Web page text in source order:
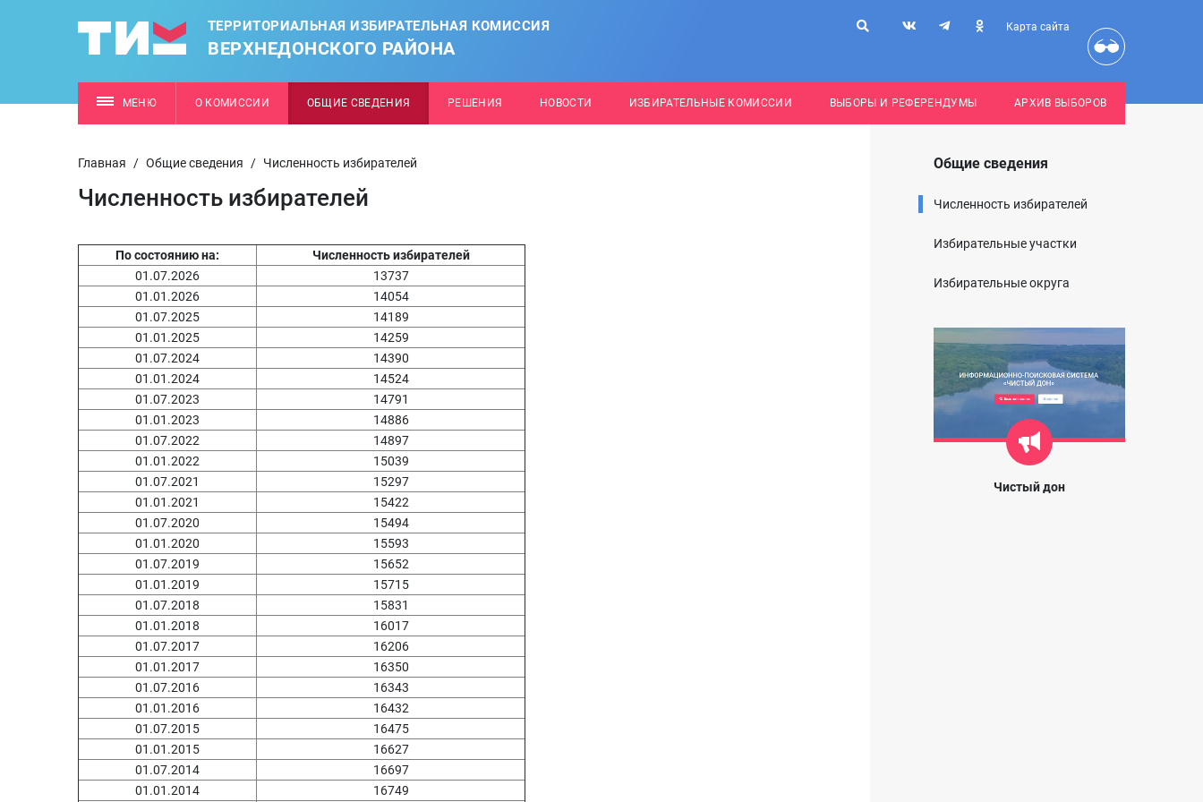
ТЕРРИТОРИАЛЬНАЯ ИЗБИРАТЕЛЬНАЯ КОМИССИЯ
ВЕРХНЕДОНСКОГО РАЙОНА
Карта сайта
МЕНЮ О КОМИССИИ ОБЩИЕ СВЕДЕНИЯ РЕШЕНИЯ НОВОСТИ ИЗБИРАТЕЛЬНЫЕ КОМИССИИ ВЫБОРЫ И РЕФЕРЕНДУМЫ АРХИВ ВЫБОРОВ
Главная / Общие сведения / Численность избирателей
Численность избирателей
По состоянию на:
Численность избирателей
01.07.2026
13737
01.01.2026
14054
01.07.2025
14189
01.01.2025
14259
01.07.2024
14390
01.01.2024
14524
01.07.2023
14791
01.01.2023
14886
01.07.2022
14897
01.01.2022
15039
01.07.2021
15297
01.01.2021
15422
01.07.2020
15494
01.01.2020
15593
01.07.2019
15652
01.01.2019
15715
01.07.2018
15831
01.01.2018
16017
01.07.2017
16206
01.01.2017
16350
01.07.2016
16343
01.01.2016
16432
01.07.2015
16475
01.01.2015
16627
01.07.2014
16697
01.01.2014
16749
Общие сведения
Численность избирателей
Избирательные участки
Избирательные округа
Чистый дон